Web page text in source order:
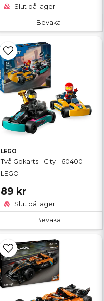
Slut på lager
Bevaka
LEGO
Två Gokarts - City - 60400 -
LEGO
89 kr
Slut på lager
Bevaka